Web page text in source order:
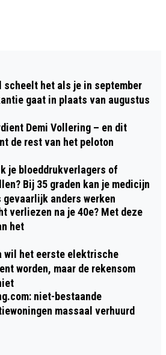
scheelt het als je in september
gaat in plaats van augustus
Demi Vollering – en dit
de rest van het peloton
je bloeddrukverlagers of
Bij 35 graden kan je medicijn
gevaarlijk anders werken
verliezen na je 40e? Met deze
het
wil het eerste elektrische
worden, maar de rekensom
niet-bestaande
massaal verhuurd